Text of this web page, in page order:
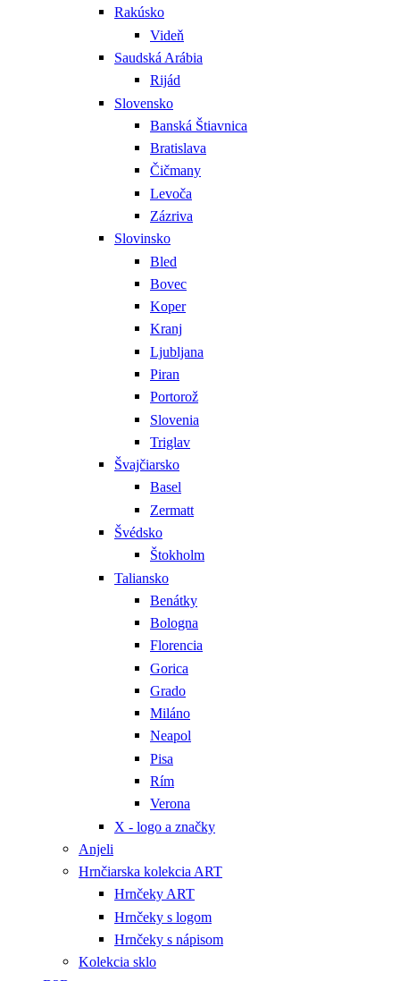
Rakúsko
Videň
Saudská Arábia
Rijád
Slovensko
Banská Štiavnica
Bratislava
Čičmany
Levoča
Zázriva
Slovinsko
Bled
Bovec
Koper
Kranj
Ljubljana
Piran
Portorož
Slovenia
Triglav
Švajčiarsko
Basel
Zermatt
Švédsko
Štokholm
Taliansko
Benátky
Bologna
Florencia
Gorica
Grado
Miláno
Neapol
Pisa
Rím
Verona
X - logo a značky
Anjeli
Hrnčiarska kolekcia ART
Hrnčeky ART
Hrnčeky s logom
Hrnčeky s nápisom
Kolekcia sklo